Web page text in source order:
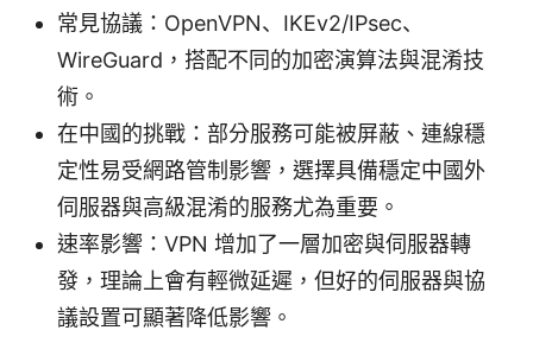
常見協議：OpenVPN、IKEv2/IPsec、
WireGuard，搭配不同的加密演算法與混淆技
術。
在中國的挑戰：部分服務可能被屏蔽、連線穩
定性易受網路管制影響，選擇具備穩定中國外
伺服器與高級混淆的服務尤為重要。
速率影響：VPN 增加了一層加密與伺服器轉
發，理論上會有輕微延遲，但好的伺服器與協
議設置可顯著降低影響。